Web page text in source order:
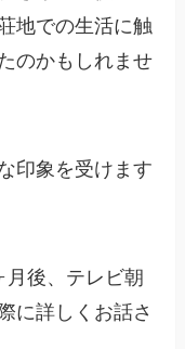
地での生活に触
のかもしれませ
印象を受けます
月後、テレビ朝
に詳しくお話さ